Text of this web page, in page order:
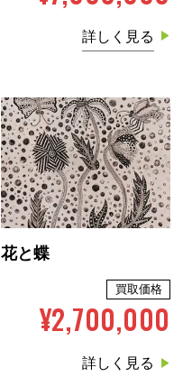
詳しく見る
花と蝶
買取価格
¥2,700,000
詳しく見る